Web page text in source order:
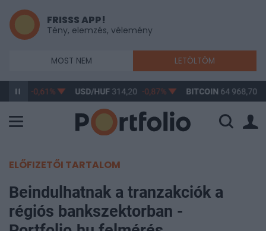
FRISSS APP!
Tény, elemzés, vélemény
MOST NEM LETÖLTÖM
-0,61% USD/HUF314,20 -0,87% BITCOIN 64 968,70
ELŐFIZETŐI TARTALOM
Beindulhatnak a tranzakciók a
régiós bankszektorban -